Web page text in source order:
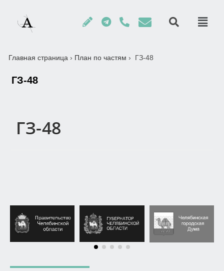
Главная страница › План по частям › ГЗ-48
ГЗ-48
ГЗ-48